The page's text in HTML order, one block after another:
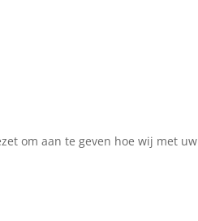
om aan te geven hoe wij met uw